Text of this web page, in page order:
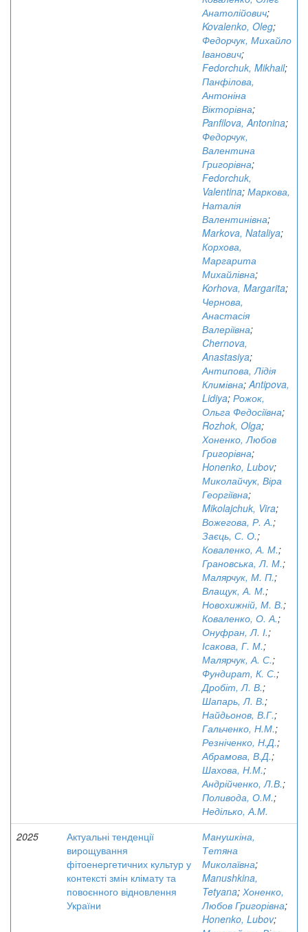
Анатолійович;
Kovalenko, Oleg;
Федорчук, Михайло
Іванович;
Fedorchuk, Mikhail;
Панфілова,
Антоніна
Вікторівна;
Panfilova, Antonina;
Федорчук,
Валентина
Григорівна;
Fedorchuk,
Valentina; Маркова,
Наталія
Валентинівна;
Markova, Nataliya;
Корхова,
Маргарита
Михайлівна;
Korhova, Margarita;
Чернова,
Анастасія
Валеріївна;
Chernova,
Anastasiya;
Антипова, Лідія
Климівна;Antipova,
Lidiya; Рожок,
Ольга Федосіївна;
Rozhok, Olga;
Хоненко, Любов
Григорівна;
Honenko, Lubov;
Миколайчук, Віра
Георгіївна;
Mikolajchuk, Vira;
Вожегова, Р. А.;
Заєць, С. О.;
Коваленко, А. М.;
Грановська, Л. М.;
Малярчук, М. П.;
Влащук, А. М.;
Новохижній, М. В.;
Коваленко, О. А.;
Онуфран, Л. І.;
Ісакова, Г. М.;
Малярчук, А. С.;
Фундират, К. С.;
Дробіт, Л. В.;
Шапарь, Л. В.;
Найдьонов, В.Г.;
Гальченко, Н.М.;
Резніченко, Н.Д.;
Абрамова, В.Д.;
Шахова, Н.М.;
Андрійченко, Л.В.;
Поливода, О.М.;
Неділько, А.М.
2025
Актуальні тенденції
вирощування
фітоенергетичних культур у
контексті змін клімату та
повоєнного відновлення
України
Манушкіна,
Тетяна
Миколаївна;
Manushkina,
Tetyana; Хоненко,
Любов Григорівна;
Honenko, Lubov;